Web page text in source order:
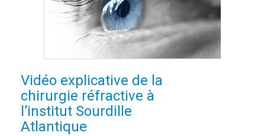
Vidéo explicative de la
chirurgie réfractive à
l’institut Sourdille
Atlantique